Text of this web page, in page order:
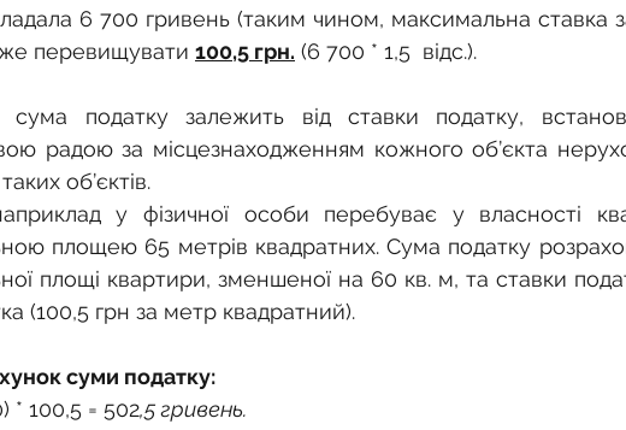
6 700 гривень (таким чином, максимальна ставка
перевищувати 100,5 грн. (6 700 * 1,5  відс.).
податку залежить від ставки податку,
радою за місцезнаходженням кожного об’єкта
об’єктів.
у фізичної особи перебуває у власності
площею 65 метрів квадратних. Сума податку
площі квартири, зменшеної на 60 кв. м, та ставки
(100,5 грн за метр квадратний).
суми податку:
* 100,5 = 502,5 гривень.